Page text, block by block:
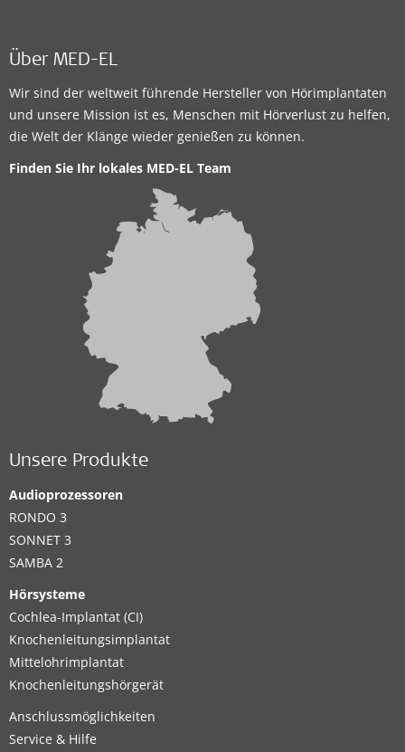
Über MED-EL
Wir sind der weltweit führende Hersteller von Hörimplantaten
und unsere Mission ist es, Menschen mit Hörverlust zu helfen,
die Welt der Klänge wieder genießen zu können.
Finden Sie Ihr lokales MED-EL Team
Unsere Produkte
Audioprozessoren
RONDO 3
SONNET 3
SAMBA 2
Hörsysteme
Cochlea-Implantat (CI)
Knochenleitungsimplantat
Mittelohrimplantat
Knochenleitungshörgerät
Anschlussmöglichkeiten
Service & Hilfe